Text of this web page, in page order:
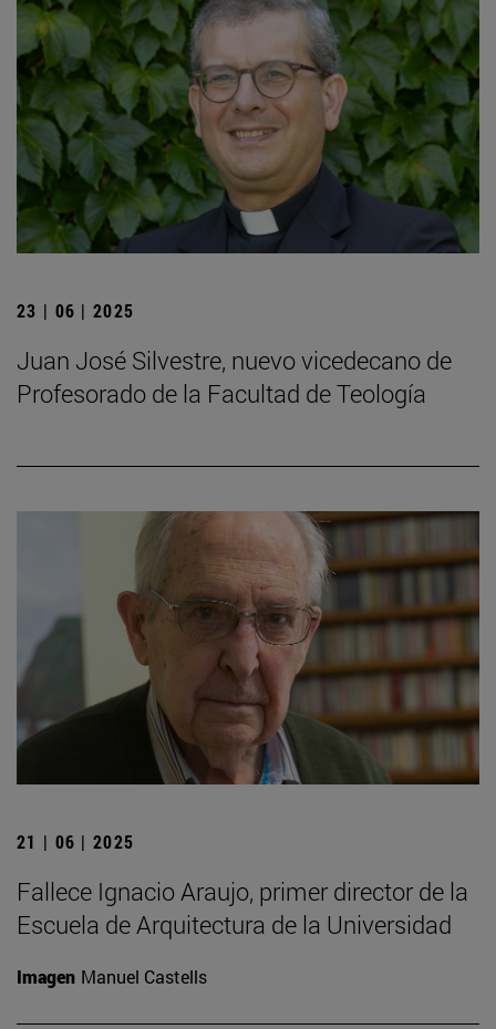
23 | 06 | 2025
Juan José Silvestre, nuevo vicedecano de
Profesorado de la Facultad de Teología
21 | 06 | 2025
Fallece Ignacio Araujo, primer director de la
Escuela de Arquitectura de la Universidad
Imagen Manuel Castells